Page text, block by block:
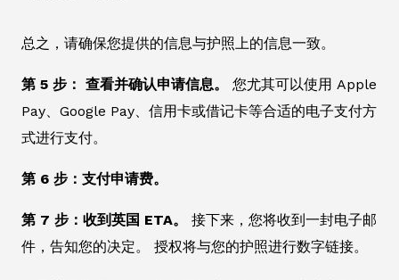
总之，请确保您提供的信息与护照上的信息一致。
第 5 步： 查看并确认申请信息。
您尤其可以使用 Apple
Pay、Google Pay、信用卡或借记卡等合适的电子支付方
式进行支付。
第 6 步：支付申请费。
第 7 步：收到英国 ETA。 接下来，您将收到一封电子邮
件，告知您的决定。 授权将与您的护照进行数字链接。